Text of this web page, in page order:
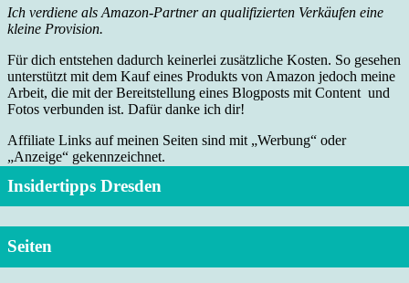
Ich verdiene als Amazon-Partner an qualifizierten Verkäufen eine
kleine Provision.
Für dich entstehen dadurch keinerlei zusätzliche Kosten. So gesehen
unterstützt mit dem Kauf eines Produkts von Amazon jedoch meine
Arbeit, die mit der Bereitstellung eines Blogposts mit Content und
Fotos verbunden ist. Dafür danke ich dir!
Affiliate Links auf meinen Seiten sind mit „Werbung“ oder
„Anzeige“ gekennzeichnet.
Insidertipps Dresden
Seiten